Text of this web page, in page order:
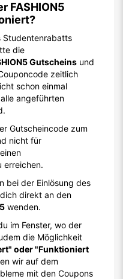
FASHION5
Studentenrabatts
die
Gutscheins und
zeitlich
schon einmal
angeführten
Gutscheincode zum
nicht für
erreichen.
bei der Einlösung des
direkt an den
wenden.
im Fenster, wo der
die Möglichkeit
oder "Funktioniert
wir auf dem
mit den Coupons